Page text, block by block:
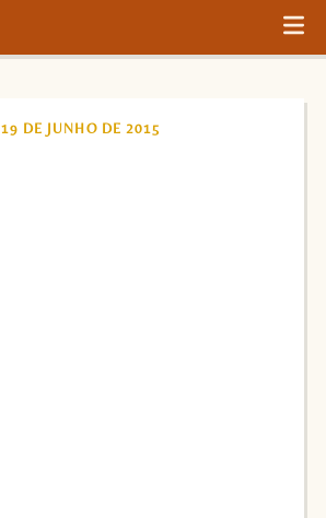
19 DE JUNHO DE 2015